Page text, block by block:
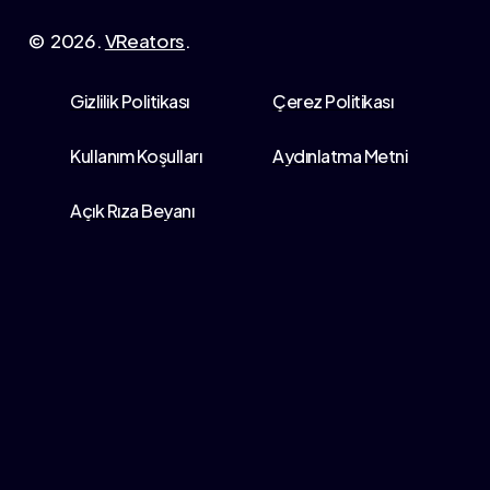
© 2026.VReators.
Gizlilik Politikası Çerez Politikası
Kullanım Koşulları Aydınlatma Metni
Açık Rıza Beyanı